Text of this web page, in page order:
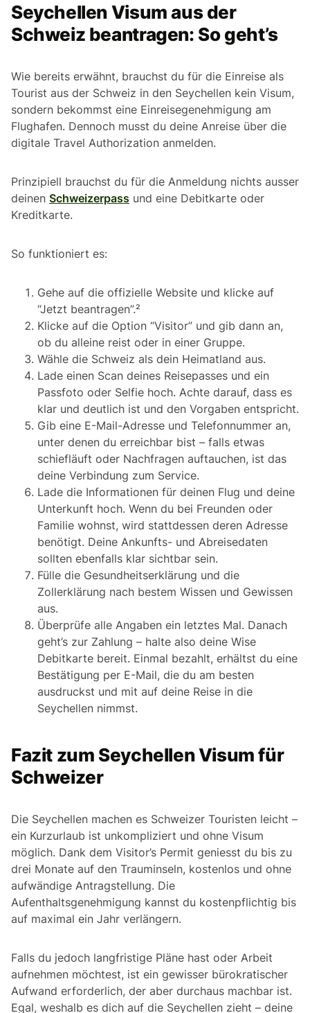
Seychellen Visum aus der
Schweiz beantragen: So geht’s
Wie bereits erwähnt, brauchst du für die Einreise als
Tourist aus der Schweiz in den Seychellen kein Visum,
sondern bekommst eine Einreisegenehmigung am
Flughafen. Dennoch musst du deine Anreise über die
digitale Travel Authorization anmelden.
Prinzipiell brauchst du für die Anmeldung nichts ausser
deinen Schweizerpass und eine Debitkarte oder
Kreditkarte.
So funktioniert es:
Gehe auf die offizielle Website und klicke auf
“Jetzt beantragen”.²
Klicke auf die Option “Visitor” und gib dann an,
ob du alleine reist oder in einer Gruppe.
Wähle die Schweiz als dein Heimatland aus.
Lade einen Scan deines Reisepasses und ein
Passfoto oder Selfie hoch. Achte darauf, dass es
klar und deutlich ist und den Vorgaben entspricht.
Gib eine E-Mail-Adresse und Telefonnummer an,
unter denen du erreichbar bist – falls etwas
schiefläuft oder Nachfragen auftauchen, ist das
deine Verbindung zum Service.
Lade die Informationen für deinen Flug und deine
Unterkunft hoch. Wenn du bei Freunden oder
Familie wohnst, wird stattdessen deren Adresse
benötigt. Deine Ankunfts- und Abreisedaten
sollten ebenfalls klar sichtbar sein.
Fülle die Gesundheitserklärung und die
Zollerklärung nach bestem Wissen und Gewissen
aus.
Überprüfe alle Angaben ein letztes Mal. Danach
geht’s zur Zahlung – halte also deine Wise
Debitkarte bereit. Einmal bezahlt, erhältst du eine
Bestätigung per E-Mail, die du am besten
ausdruckst und mit auf deine Reise in die
Seychellen nimmst.
Fazit zum Seychellen Visum für
Schweizer
Die Seychellen machen es Schweizer Touristen leicht –
ein Kurzurlaub ist unkompliziert und ohne Visum
möglich. Dank dem Visitor’s Permit geniesst du bis zu
drei Monate auf den Trauminseln, kostenlos und ohne
aufwändige Antragstellung. Die
Aufenthaltsgenehmigung kannst du kostenpflichtig bis
auf maximal ein Jahr verlängern.
Falls du jedoch langfristige Pläne hast oder Arbeit
aufnehmen möchtest, ist ein gewisser bürokratischer
Aufwand erforderlich, der aber durchaus machbar ist.
Egal, weshalb es dich auf die Seychellen zieht – deine